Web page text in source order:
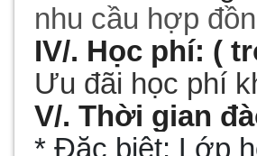
nhu cầu hợp
IV/. Học phí: (
Ưu đãi học phí
V/. Thời gian
* Đặc biệt: Lớp